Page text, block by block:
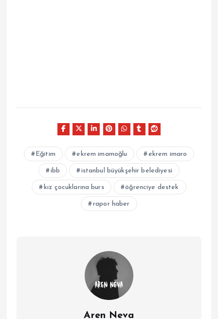
Eğitim ekrem imamoğlu ekrem imaro
ibb istanbul büyükşehir belediyesi
kız çocuklarına burs öğrenciye destek
rapor haber
Aren Neva